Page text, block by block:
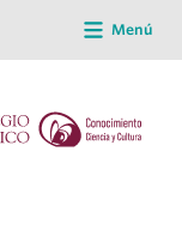
Menú